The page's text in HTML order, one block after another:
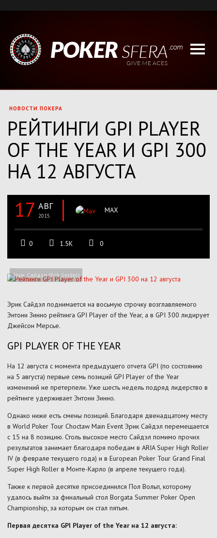
НОВОСТИ ПОКЕРА
РЕЙТИНГИ GPI PLAYER
OF THE YEAR И GPI 300
НА 12 АВГУСТА
17 АВГ
2015
MAX
0 1.5K 0
Эрик Сайдэл (Erik Seidel)
Эрик Сайдэл поднимается на восьмую строчку возглавляемого
Энтони Зинно рейтинга GPI Player of the Year, а в GPI 300 лидирует
Джейсон Мерсье.
GPI PLAYER OF THE YEAR
На 12 августа с момента предыдущего отчета GPI (по состоянию
на 5 августа) первые семь позиций GPI Player of the Year
изменений не претерпели. Уже шесть недель подряд лидерство в
рейтинге удерживает Энтони Зинно.
Однако ниже есть смены позиций. Благодаря двенадцатому месту
в World Poker Tour Choctaw Main Event Эрик Сайдэл перемещается
с 15 на 8 позицию. Столь высокое место Сайдэл помимо прочих
результатов занимает благодаря победам в ARIA Super High Roller
IV (в феврале текущего года) и в European Poker Tour Grand Final
Super High Roller в Монте-Карло (в апреле текущего года).
Также к первой десятке присоединился Пол Вольп, которому
удалось выйти за финальный стол Borgata Summer Poker Open
Championship, за которым он стал пятым.
Первая десятка GPI Player of the Year на 12 августа: